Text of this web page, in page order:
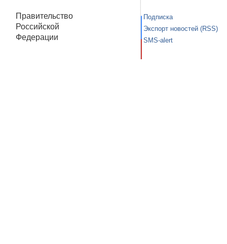
Правительство
Российской
Федерации
Подписка
Экспорт новостей (RSS)
SMS-alert